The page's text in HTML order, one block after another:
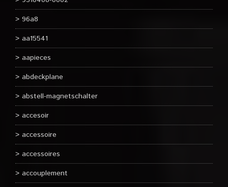
96a8
aa15541
aapieces
abdeckplane
abstell-magnetschalter
accesoir
accessoire
accessoires
accouplement